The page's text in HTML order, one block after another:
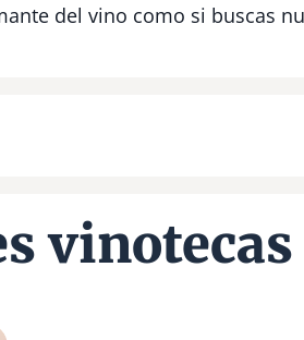
del vino como si buscas